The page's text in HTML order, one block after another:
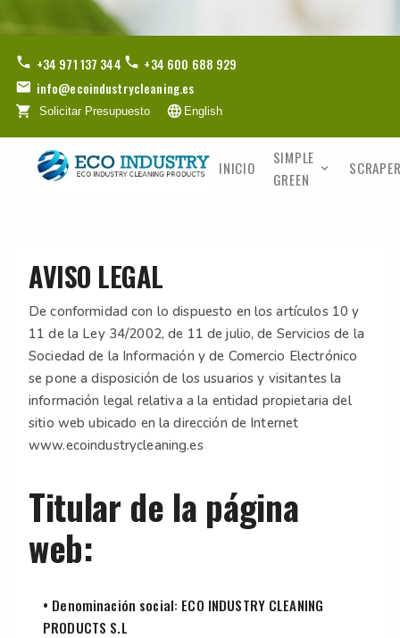
+34 971 137 344
+34 600 688 929
info@ecoindustrycleaning.es
Solicitar Presupuesto English
INICIO
SIMPLE
GREEN
AVISO LEGAL
De conformidad con lo dispuesto en los artículos 10 y
11 de la Ley 34/2002, de 11 de julio, de Servicios de la
Sociedad de la Información y de Comercio Electrónico
se pone a disposición de los usuarios y visitantes la
información legal relativa a la entidad propietaria del
sitio web ubicado en la dirección de Internet
www.ecoindustrycleaning.es
Titular de la página
web:
• Denominación social: ECO INDUSTRY CLEANING
PRODUCTS S.L